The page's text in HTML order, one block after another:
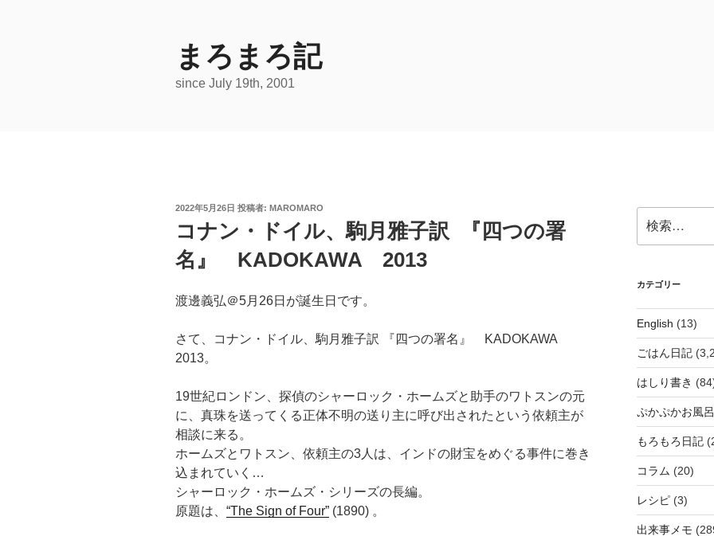
まろまろ記
since July 19th, 2001
投
2022年5月26日 投稿者: MAROMARO
コナン・ドイル、駒月雅子訳 『四つの署
名』 KADOKAWA 2013
渡邊義弘＠5月26日が誕生日です。
さて、コナン・ドイル、駒月雅子訳 『四つの署名』 KADOKAWA
2013。
19世紀ロンドン、探偵のシャーロック・ホームズと助手のワトスンの元
に、真珠を送ってくる正体不明の送り主に呼び出されたという依頼主が
相談に来る。
ホームズとワトスン、依頼主の3人は、インドの財宝をめぐる事件に巻き
込まれていく…
シャーロック・ホームズ・シリーズの長編。
原題は、 “The Sign of Four” (1890) 。
索:
カテゴリー
English (13)
ごはん日記
はしり書き
ぷかぷかお風
もろもろ日記
コラム (20)
レシピ(3)
出来事メモ